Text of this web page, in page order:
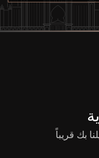
بك قريباً